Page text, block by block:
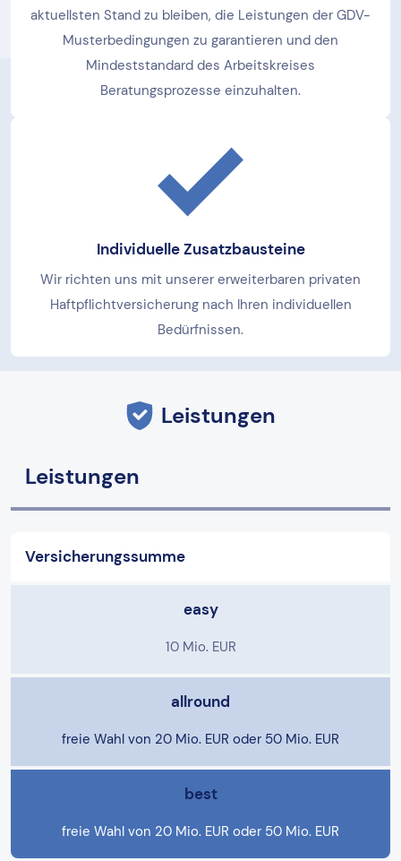
aktuellsten Stand zu bleiben, die Leistungen der GDV-
Musterbedingungen zu garantieren und den
Mindeststandard des Arbeitskreises
Beratungsprozesse einzuhalten.
Individuelle Zusatzbausteine
Wir richten uns mit unserer erweiterbaren privaten
Haftpflichtversicherung nach Ihren individuellen
Bedürfnissen.
Leistungen
Leistungen
Versicherungssumme
easy
10 Mio. EUR
allround
freie Wahl von 20 Mio. EUR oder 50 Mio. EUR
best
freie Wahl von 20 Mio. EUR oder 50 Mio. EUR